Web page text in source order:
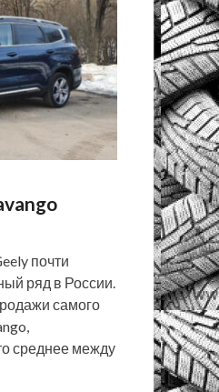
почти
ряд в России.
самого
среднее между